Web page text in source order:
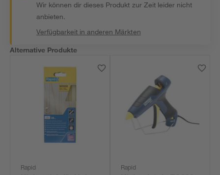
Wir können dir dieses Produkt zur Zeit leider nicht
anbieten.
Verfügbarkeit in anderen Märkten
Alternative Produkte
Rapid Rapid